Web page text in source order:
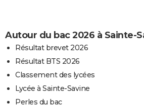
Autour du bac 2026 à Sainte-
Résultat brevet 2026
Résultat BTS 2026
Classement des lycées
Lycée à Sainte-Savine
Perles du bac